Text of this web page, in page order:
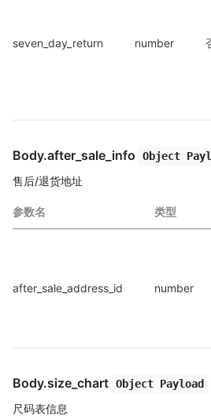
seven_day_return number
Body.after_sale_info Object
售后/退货地址
参数名 类型
after_sale_address_id number
Body.size_chart Object Payload
尺码表信息